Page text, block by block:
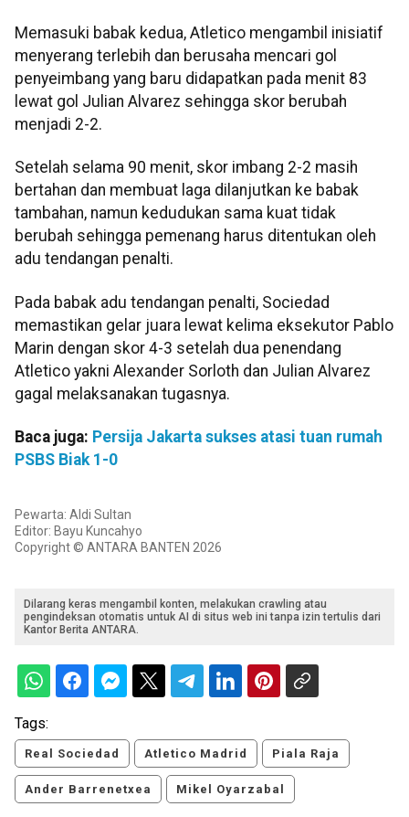
Memasuki babak kedua, Atletico mengambil inisiatif
menyerang terlebih dan berusaha mencari gol
penyeimbang yang baru didapatkan pada menit 83
lewat gol Julian Alvarez sehingga skor berubah
menjadi 2-2.
Setelah selama 90 menit, skor imbang 2-2 masih
bertahan dan membuat laga dilanjutkan ke babak
tambahan, namun kedudukan sama kuat tidak
berubah sehingga pemenang harus ditentukan oleh
adu tendangan penalti.
Pada babak adu tendangan penalti, Sociedad
memastikan gelar juara lewat kelima eksekutor Pablo
Marin dengan skor 4-3 setelah dua penendang
Atletico yakni Alexander Sorloth dan Julian Alvarez
gagal melaksanakan tugasnya.
Baca juga: Persija Jakarta sukses atasi tuan rumah
PSBS Biak 1-0
Pewarta: Aldi Sultan
Editor: Bayu Kuncahyo
Copyright © ANTARA BANTEN 2026
Dilarang keras mengambil konten, melakukan crawling atau
pengindeksan otomatis untuk AI di situs web ini tanpa izin tertulis dari
Kantor Berita ANTARA.
Tags:
Real Sociedad Atletico Madrid Piala Raja
Ander Barrenetxea Mikel Oyarzabal